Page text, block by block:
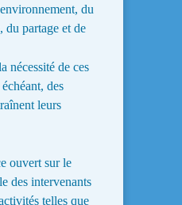
du
du partage et de
nécessité de ces
des
leurs
ouvert sur le
des intervenants
telles que